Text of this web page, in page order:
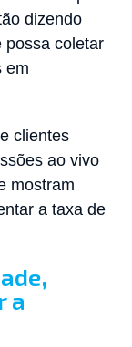
dizendo
possa coletar
em
clientes
ao vivo
mostram
a taxa de
a